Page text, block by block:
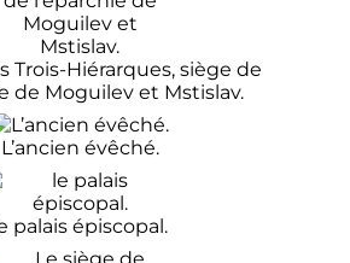
Trois-Hiérarques, siège de
de Moguilev et Mstislav.
L’ancien évêché.
palais épiscopal.